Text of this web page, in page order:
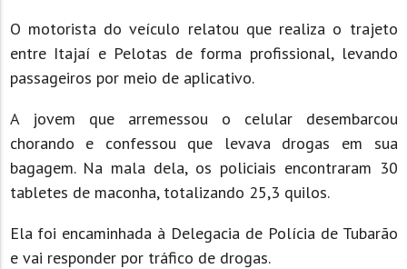
O motorista do veículo relatou que realiza o trajeto
entre Itajaí e Pelotas de forma profissional, levando
passageiros por meio de aplicativo.
A jovem que arremessou o celular desembarcou
chorando e confessou que levava drogas em sua
bagagem. Na mala dela, os policiais encontraram 30
tabletes de maconha, totalizando 25,3 quilos.
Ela foi encaminhada à Delegacia de Polícia de Tubarão
e vai responder por tráfico de drogas.